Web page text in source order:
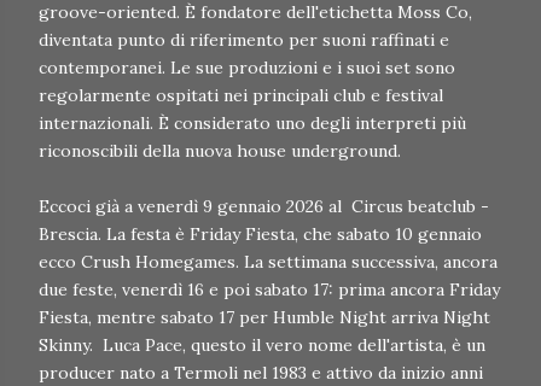
groove-oriented. È fondatore dell'etichetta Moss Co,
diventata punto di riferimento per suoni raffinati e
contemporanei. Le sue produzioni e i suoi set sono
regolarmente ospitati nei principali club e festival
internazionali. È considerato uno degli interpreti più
riconoscibili della nuova house underground.
Eccoci già a venerdì 9 gennaio 2026 al Circus beatclub -
Brescia. La festa è Friday Fiesta, che sabato 10 gennaio
ecco Crush Homegames. La settimana successiva, ancora
due feste, venerdì 16 e poi sabato 17: prima ancora Friday
Fiesta, mentre sabato 17 per Humble Night arriva Night
Skinny. Luca Pace, questo il vero nome dell'artista, è un
producer nato a Termoli nel 1983 e attivo da inizio anni